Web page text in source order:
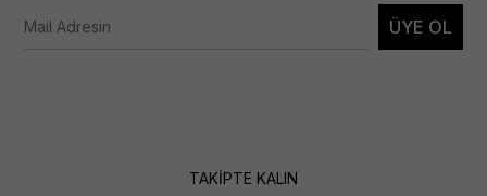
ÜYE OL
TAKİPTE KALIN